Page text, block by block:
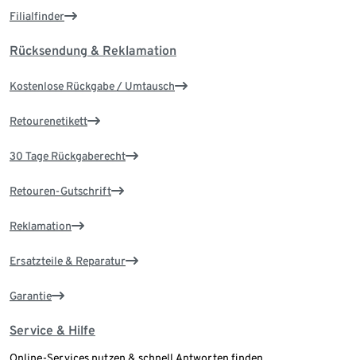
Filialfinder
Rücksendung & Reklamation
Kostenlose Rückgabe / Umtausch
Retourenetikett
30 Tage Rückgaberecht
Retouren-Gutschrift
Reklamation
Ersatzteile & Reparatur
Garantie
Service & Hilfe